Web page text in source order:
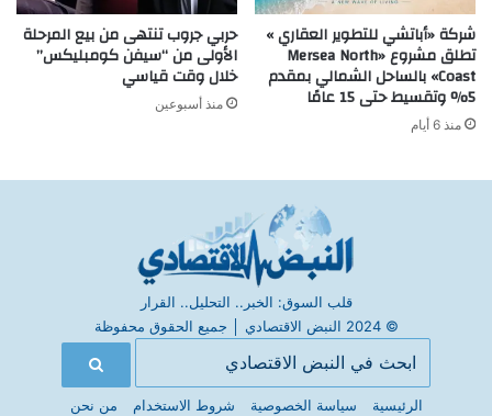
شركة «أباتشي للتطوير العقاري »
تطلق مشروع «Mersea North
Coast» بالساحل الشمالي بمقدم
5% وتقسيط حتى 15 عامًا
منذ 6 أيام
حربي جروب تنتهى من بيع المرحلة
الأولى من “سيفن كومبليكس”
خلال وقت قياسي
منذ أسبوعين
قلب السوق: الخبر.. التحليل.. القرار
© 2024 النبض الاقتصادي
جميع الحقوق محفوظة
الرئيسية سياسة الخصوصية شروط الاستخدام من نحن